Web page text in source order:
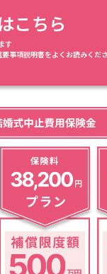
こちら
す
事項説明書をよくお読みくだ